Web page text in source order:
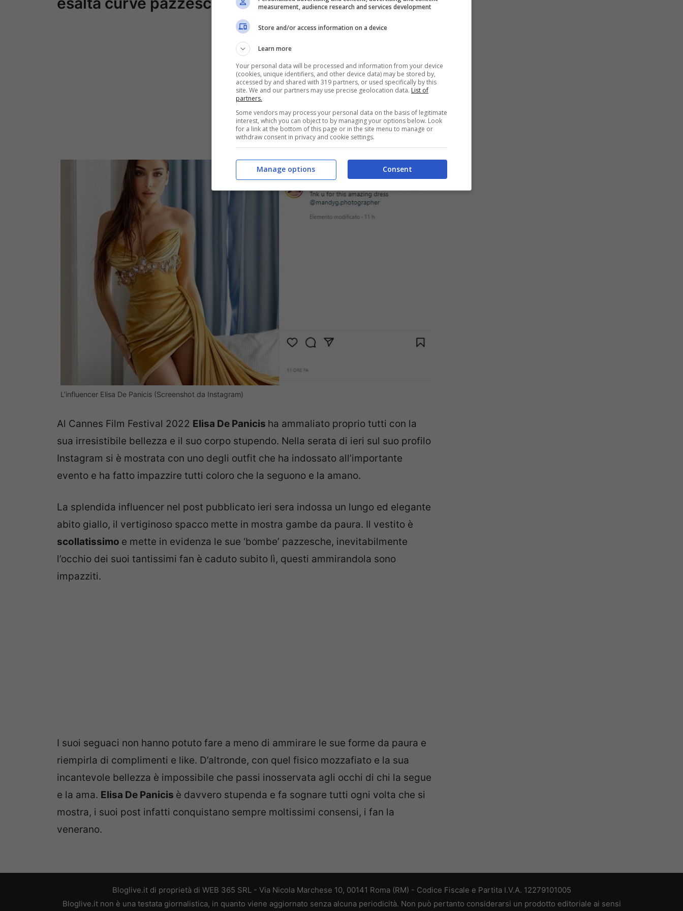
L’influencer Elisa De Panicis (Screenshot da Instagram)
Al Cannes Film Festival 2022 Elisa De Panicis ha ammaliato proprio tutti con la
sua irresistibile bellezza e il suo corpo stupendo. Nella serata di ieri sul suo profilo
Instagram si è mostrata con uno degli outfit che ha indossato all’importante
evento e ha fatto impazzire tutti coloro che la seguono e la amano.
La splendida influencer nel post pubblicato ieri sera indossa un lungo ed elegante
abito giallo, il vertiginoso spacco mette in mostra gambe da paura. Il vestito è
scollatissimo e mette in evidenza le sue ‘bombe’ pazzesche, inevitabilmente
l’occhio dei suoi tantissimi fan è caduto subito lì, questi ammirandola sono
impazziti.
I suoi seguaci non hanno potuto fare a meno di ammirare le sue forme da paura e
riempirla di complimenti e like. D’altronde, con quel fisico mozzafiato e la sua
incantevole bellezza è impossibile che passi inosservata agli occhi di chi la segue
e la ama. Elisa De Panicis è davvero stupenda e fa sognare tutti ogni volta che si
mostra, i suoi post infatti conquistano sempre moltissimi consensi, i fan la
venerano.
Bloglive.it di proprietà di WEB 365 SRL - Via Nicola Marchese 10, 00141 Roma (RM) - Codice Fiscale e Partita I.V.A. 12279101005
Bloglive.it non è una testata giornalistica, in quanto viene aggiornato senza alcuna periodicità. Non può pertanto considerarsi un prodotto editoriale ai sensi
measurement, audience research and services development
Store and/or access information on a device
Learn more
Your personal data will be processed and information from your device
(cookies, unique identifiers, and other device data) may be stored by,
accessed by and shared with 319 partners, or used specifically by this
site. We and our partners may use precise geolocation data. List of
partners.
Some vendors may process your personal data on the basis of legitimate
interest, which you can object to by managing your options below. Look
for a link at the bottom of this page or in the site menu to manage or
withdraw consent in privacy and cookie settings.
Consent
Manage options